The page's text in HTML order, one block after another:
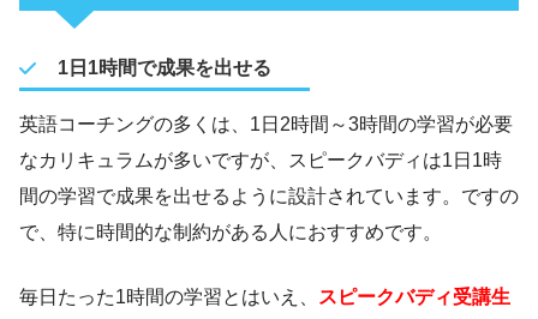
1日1時間で成果を出せる
英語コーチングの多くは、1日2時間～3時間の学習が必要
なカリキュラムが多いですが、スピークバディは1日1時
間の学習で成果を出せるように設計されています。ですの
で、特に時間的な制約がある人におすすめです。
毎日たった1時間の学習とはいえ、
スピークバディ受講生